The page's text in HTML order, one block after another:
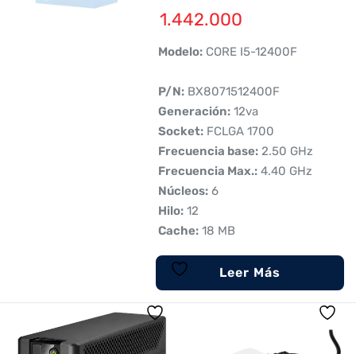
1.442.000
 Modelo:CORE I5-12400F
 P/N:BX8071512400F
 Generación:12va
 Socket:FCLGA 1700
 Frecuencia base:2.50 GHz
 Frecuencia Max.:4.40 GHz
 Núcleos:6
 Hilo:12
 Cache:18 MB
Leer Más